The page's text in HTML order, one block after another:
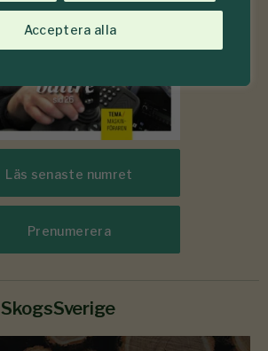
Acceptera alla
Läs senaste numret
Prenumerera
SkogsSverige